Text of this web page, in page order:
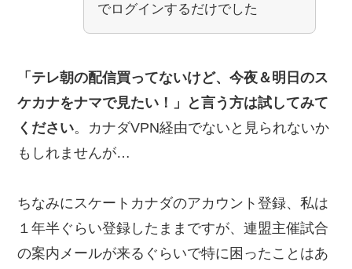
でログインするだけでした
「テレ朝の配信買ってないけど、今夜＆明日のス
ケカナをナマで見たい！」と言う方は試してみて
ください。カナダVPN経由でないと見られないか
もしれませんが…
ちなみにスケートカナダのアカウント登録、私は
１年半ぐらい登録したままですが、連盟主催試合
の案内メールが来るぐらいで特に困ったことはあ